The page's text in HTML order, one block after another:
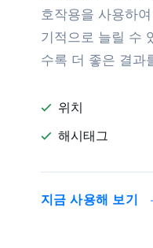
호작용을 사용하
기적으로 늘릴 수
수록 더 좋은 결과
 위치
 해시태그
지금 사용해 보기